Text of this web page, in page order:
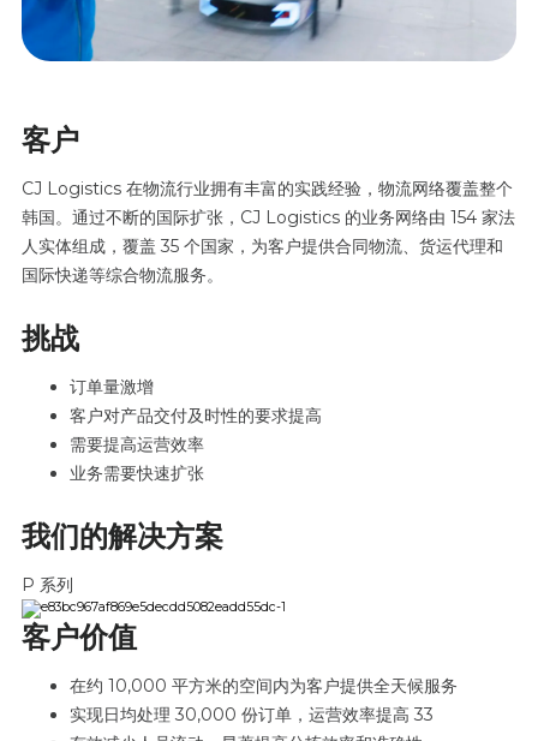
客户
CJ Logistics 在物流行业拥有丰富的实践经验，物流网络覆盖整个
韩国。通过不断的国际扩张，CJ Logistics 的业务网络由 154 家法
人实体组成，覆盖 35 个国家，为客户提供合同物流、货运代理和
国际快递等综合物流服务。
挑战
订单量激增
客户对产品交付及时性的要求提高
需要提高运营效率
业务需要快速扩张
我们的解决方案
P 系列
客户价值
在约 10,000 平方米的空间内为客户提供全天候服务
实现日均处理 30,000 份订单，运营效率提高 33